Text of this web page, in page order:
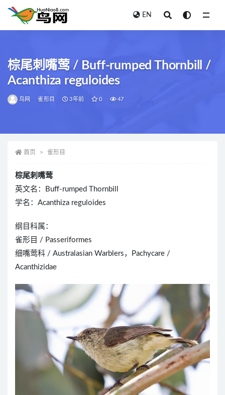
EN
棕尾刺嘴莺 / Buff-rumped Thornbill /
Acanthiza reguloides
鸟网 雀形目 3年前 0 47
首页 雀形目
棕尾刺嘴莺
英文名：Buff-rumped Thornbill
学名：Acanthiza reguloides
纲目科属：
雀形目 / Passeriformes
细嘴莺科 / Australasian Warblers，Pachycare /
Acanthizidae